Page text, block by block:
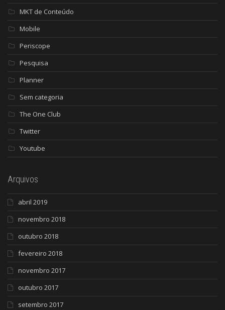
MKT de Conteúdo
Mobile
Periscope
Pesquisa
Planner
Sem categoria
The One Club
Twitter
Youtube
Arquivos
abril 2019
novembro 2018
outubro 2018
fevereiro 2018
novembro 2017
outubro 2017
setembro 2017